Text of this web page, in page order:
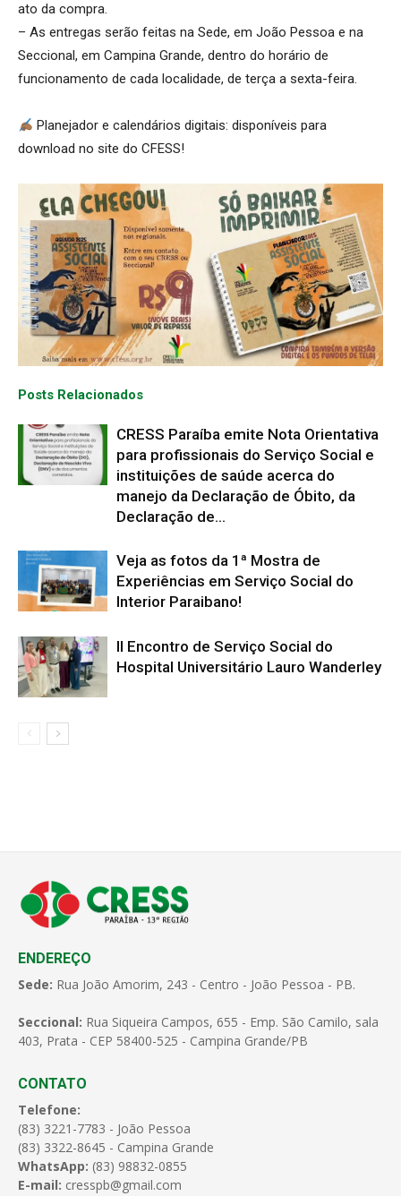
ato da compra.
– As entregas serão feitas na Sede, em João Pessoa e na
Seccional, em Campina Grande, dentro do horário de
funcionamento de cada localidade, de terça a sexta-feira.
Planejador e calendários digitais: disponíveis para
download no site do CFESS!
Posts Relacionados
CRESS Paraíba emite Nota Orientativa
para profissionais do Serviço Social e
instituições de saúde acerca do
manejo da Declaração de Óbito, da
Declaração de...
Veja as fotos da 1ª Mostra de
Experiências em Serviço Social do
Interior Paraibano!
II Encontro de Serviço Social do
Hospital Universitário Lauro Wanderley
ENDEREÇO
Sede: Rua João Amorim, 243 - Centro - João Pessoa - PB.
Seccional: Rua Siqueira Campos, 655 - Emp. São Camilo, sala
403, Prata - CEP 58400-525 - Campina Grande/PB
CONTATO
Telefone:
(83) 3221-7783 - João Pessoa
(83) 3322-8645 - Campina Grande
WhatsApp: (83) 98832-0855
E-mail: cresspb@gmail.com